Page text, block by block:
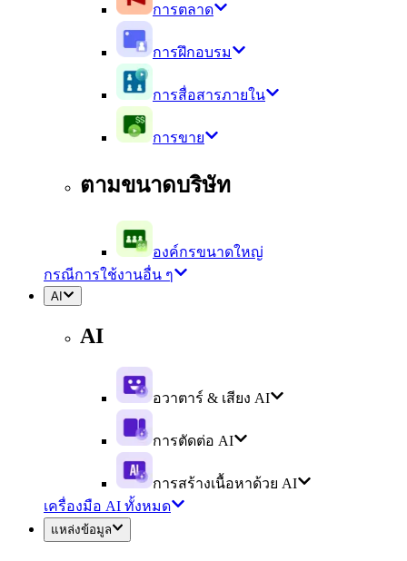
การตลาด
การฝึกอบรม
การสื่อสารภายใน
การขาย
ตามขนาดบริษัท
องค์กรขนาดใหญ่
กรณีการใช้งานอื่น ๆ
AI
AI
อวาตาร์ & เสียง AI
การตัดต่อ AI
การสร้างเนื้อหาด้วย AI
เครื่องมือ AI ทั้งหมด
แหล่งข้อมูล